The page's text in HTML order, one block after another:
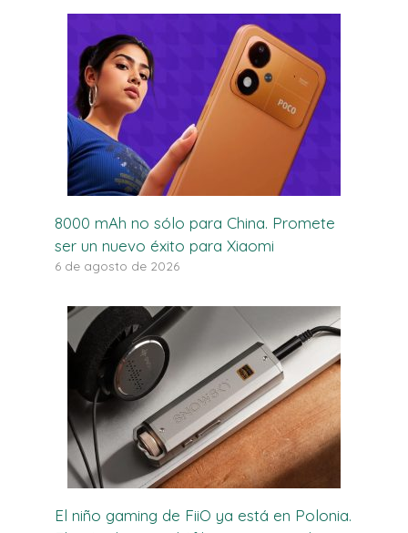
8000 mAh no sólo para China. Promete
ser un nuevo éxito para Xiaomi
6 de agosto de 2026
El niño gaming de FiiO ya está en Polonia.